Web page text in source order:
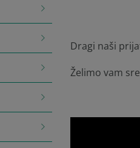
Dragi naši
Želimo vam